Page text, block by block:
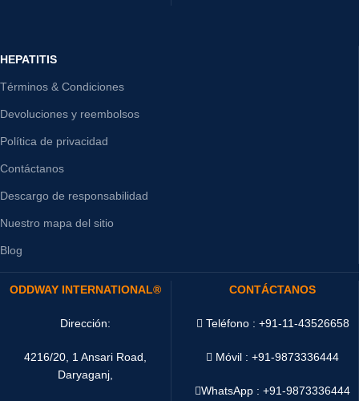
HEPATITIS
Términos & Condiciones
Devoluciones y reembolsos
Política de privacidad
Contáctanos
Descargo de responsabilidad
Nuestro mapa del sitio
Blog
ODDWAY INTERNATIONAL®
Dirección:
4216/20, 1 Ansari Road,
Daryaganj,
CONTÁCTANOS
Teléfono : +91-11-43526658
Móvil : +91-9873336444
WhatsApp :+91-9873336444